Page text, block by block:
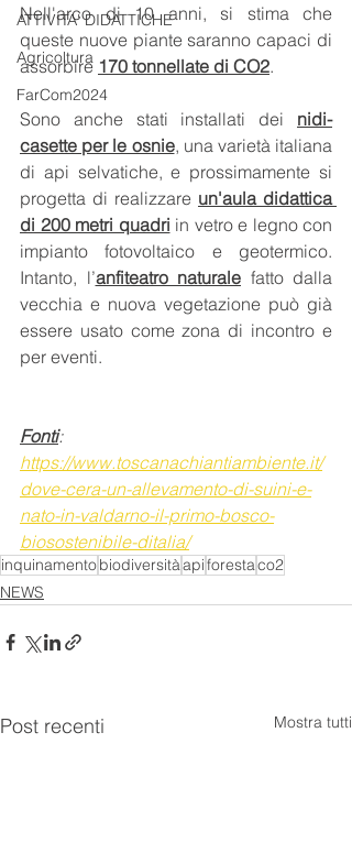
ATTIVITA' DIDATTICHE
Agricoltura
FarCom2024
Nell'arco di 10 anni, si stima che
queste nuove piante saranno capaci di
assorbire 170 tonnellate di CO2.
Sono anche stati installati dei nidi-
casette per le osnie, una varietà italiana
di api selvatiche, e prossimamente si
progetta di realizzare un'aula didattica
di 200 metri quadri in vetro e legno con
impianto fotovoltaico e geotermico.
Intanto, l’anfiteatro naturale fatto dalla
vecchia e nuova vegetazione può già
essere usato come zona di incontro e
per eventi.
Fonti:
https://www.toscanachiantiambiente.it/
dove-cera-un-allevamento-di-suini-e-
nato-in-valdarno-il-primo-bosco-
biosostenibile-ditalia/
inquinamentobiodiversitàapiforestaco2
NEWS
Post recenti Mostra tutti